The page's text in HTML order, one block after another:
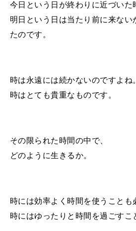
今日という日が終わりに近づいた
明日という日は当たり前に来ない
たのです。
時は永遠には続かないのですよね
時はとても貴重なものです。
その限られた時間の中で、
どのように生きるか。
時には効率よく時間を使うことも
時にはゆったりと時間を過ごすこ